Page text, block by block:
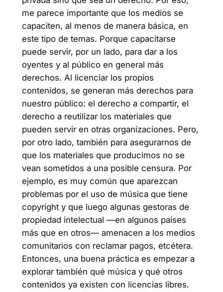
me parece importante que los medios se
capaciten, al menos de manera básica, en
este tipo de temas. Porque capacitarse
puede servir, por un lado, para dar a los
oyentes y al público en general más
derechos. Al licenciar los propios
contenidos, se generan más derechos para
nuestro público: el derecho a compartir, el
derecho a reutilizar los materiales que
pueden servir en otras organizaciones. Pero,
por otro lado, también para asegurarnos de
que los materiales que producimos no se
vean sometidos a una posible censura. Por
ejemplo, es muy común que aparezcan
problemas por el uso de música que tiene
copyright y que luego algunas gestoras de
propiedad intelectual —en algunos países
más que en otros— amenacen a los medios
comunitarios con reclamar pagos, etcétera.
Entonces, una buena práctica es empezar a
explorar también qué música y qué otros
contenidos ya existen con licencias libres.